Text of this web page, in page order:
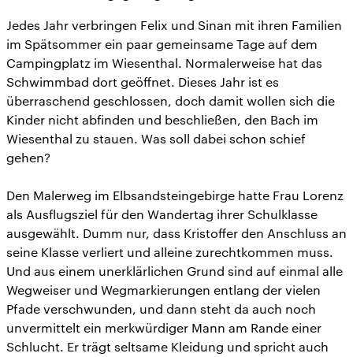
Jedes Jahr verbringen Felix und Sinan mit ihren Familien
im Spätsommer ein paar gemeinsame Tage auf dem
Campingplatz im Wiesenthal. Normalerweise hat das
Schwimmbad dort geöffnet. Dieses Jahr ist es
überraschend geschlossen, doch damit wollen sich die
Kinder nicht abfinden und beschließen, den Bach im
Wiesenthal zu stauen. Was soll dabei schon schief
gehen?
Den Malerweg im Elbsandsteingebirge hatte Frau Lorenz
als Ausflugsziel für den Wandertag ihrer Schulklasse
ausgewählt. Dumm nur, dass Kristoffer den Anschluss an
seine Klasse verliert und alleine zurechtkommen muss.
Und aus einem unerklärlichen Grund sind auf einmal alle
Wegweiser und Wegmarkierungen entlang der vielen
Pfade verschwunden, und dann steht da auch noch
unvermittelt ein merkwürdiger Mann am Rande einer
Schlucht. Er trägt seltsame Kleidung und spricht auch